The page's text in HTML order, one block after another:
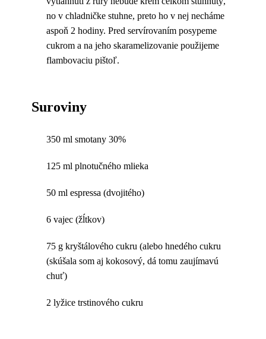
no v chladničke stuhne, preto ho v nej necháme
aspoň 2 hodiny. Pred servírovaním posypeme
cukrom a na jeho skaramelizovanie použijeme
flambovaciu pištoľ.
Suroviny
350 ml smotany 30%
125 ml plnotučného mlieka
50 ml espressa (dvojitého)
6 vajec (žĺtkov)
75 g kryštálového cukru (alebo hnedého cukru
(skúšala som aj kokosový, dá tomu zaujímavú
chuť)
2 lyžice trstinového cukru